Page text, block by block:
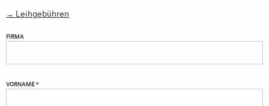
→ Leihgebühren
FIRMA
VORNAME *